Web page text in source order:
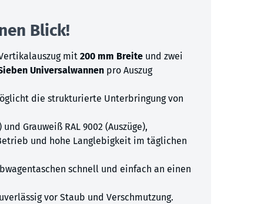
Blick!
mit 200 mm Breite und zwei
Universalwannen pro Auszug
die strukturierte Unterbringung von
Grauweiß RAL 9002 (Auszüge),
und hohe Langlebigkeit im täglichen
schnell und einfach an einen
vor Staub und Verschmutzung.